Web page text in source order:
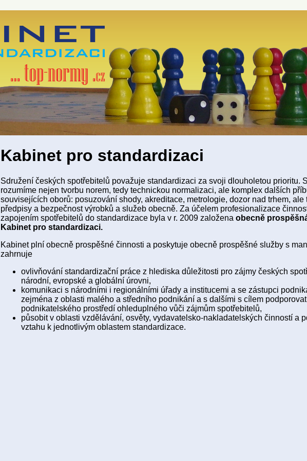
Kabinet pro standardizaci
Sdružení českých spotřebitelů považuje standardizaci za svoji dlouholetou prioritu.
rozumíme nejen tvorbu norem, tedy technickou normalizaci, ale komplex dalších
souvisejících oborů: posuzování shody, akreditace, metrologie, dozor nad trhem, ale
předpisy a bezpečnost výrobků a služeb obecně. Za účelem profesionalizace
zapojením spotřebitelů do standardizace byla v r. 2009 založena obecně
Kabinet pro standardizaci.
Kabinet plní obecně prospěšné činnosti a poskytuje obecně prospěšné služby s
zahrnuje
ovlivňování standardizační práce z hlediska důležitosti pro zájmy českých
národní, evropské a globální úrovni,
komunikaci s národními i regionálními úřady a institucemi a se zástupci
zejména z oblasti malého a středního podnikání a s dalšími s cílem
podnikatelského prostředí ohleduplného vůči zájmům spotřebitelů,
působit v oblasti vzdělávání, osvěty, vydavatelsko-nakladatelských činností a
vztahu k jednotlivým oblastem standardizace.